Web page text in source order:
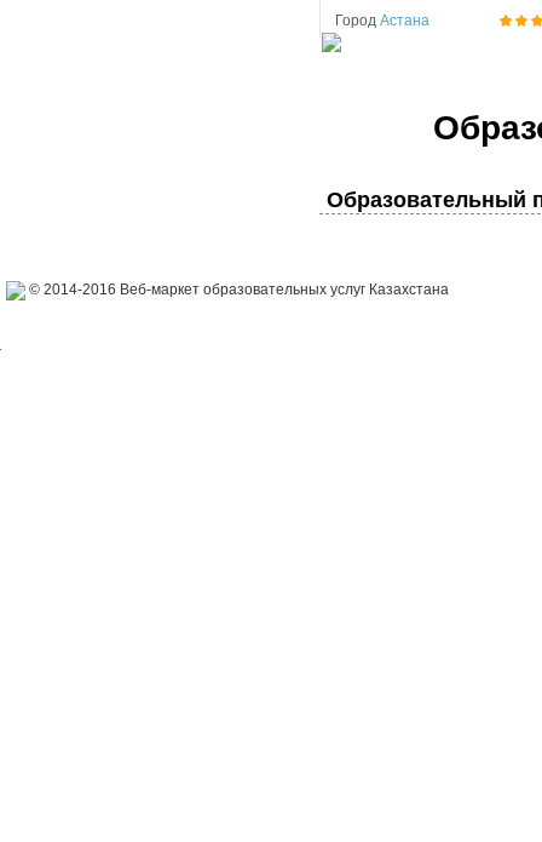
Город Астана
Образовательный
© 2014-2016 Веб-маркет образовательных услуг Казахстана